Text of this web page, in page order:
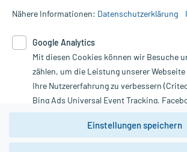
die Untersuchung und Behandlung durch
Therapien eingeleitet werden können. | Diese
Google Analytics. Lesen Sie bitte dazu die
unserer Datenschutzerklärung. Für den
nutzen Sie das Formular:
Vertrag widerrufen
Nähere Informationen: Datenschutzerklärung
Google Analytics
Mit diesen Cookies können wir Besuche
zählen, um die Leistung unserer
Ihre Nutzererfahrung zu verbessern
Bing Ads Universal Event Tracking,
Youtube-Social Plugin).
Wir weisen darauf hin, dass die
Einstellungen speichern